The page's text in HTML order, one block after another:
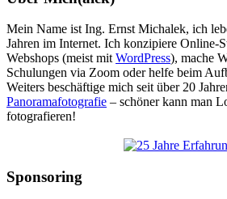
Mein Name ist Ing. Ernst Michalek, ich
Jahren im Internet. Ich konzipiere Online-
Webshops (meist mitWordPress), mache
Schulungen via Zoom oder helfe beim
Weiters beschäftige mich seit über 20
Panoramafotografie – schöner kann man
fotografieren!
Sponsoring